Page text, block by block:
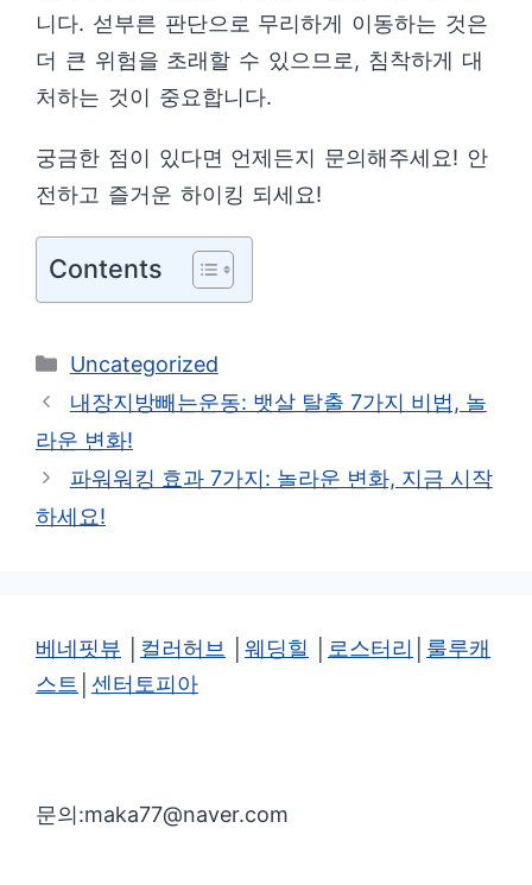
니다. 섣부른 판단으로 무리하게 이동하는 것은
더 큰 위험을 초래할 수 있으므로, 침착하게 대
처하는 것이 중요합니다.
궁금한 점이 있다면 언제든지 문의해주세요! 안
전하고 즐거운 하이킹 되세요!
Contents
카
테
리
Uncategorized
내장지방빼는운동: 뱃살 탈출 7가지 비법, 놀
라운 변화!
파워워킹 효과 7가지: 놀라운 변화, 지금 시작
하세요!
베네핏뷰 컬러허브 웨딩힐 로스터리
룰루캐
스트
센터토피아
문의:maka77@naver.com